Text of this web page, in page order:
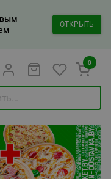
ОТКРЫТЬ
0